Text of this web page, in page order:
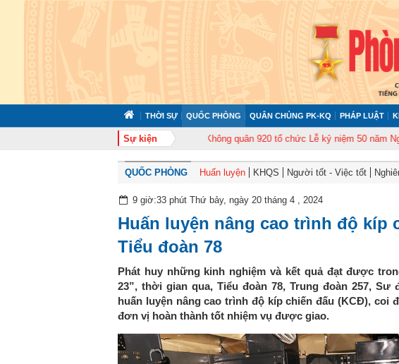
THỜI SỰ QUỐC PHÒNG QUÂN CHỦNG PK-KQ PHÁP LUẬT
Sự kiện
Trung đoàn Không quân 920 tổ chức Lễ kỷ niệm 50 năm Ngày
QUỐC PHÒNG Huấn luyện KHQS Người tốt - Việc tốt
9 giờ:33 phút Thứ bảy, ngày 20 tháng 4 , 2024
Huấn luyện nâng cao trình độ kíp
Tiểu đoàn 78
Phát huy những kinh nghiệm và kết quả đạt được
23”, thời gian qua, Tiểu đoàn 78, Trung đoàn 257, Sư
huấn luyện nâng cao trình độ kíp chiến đấu (KCĐ), coi
đơn vị hoàn thành tốt nhiệm vụ được giao.